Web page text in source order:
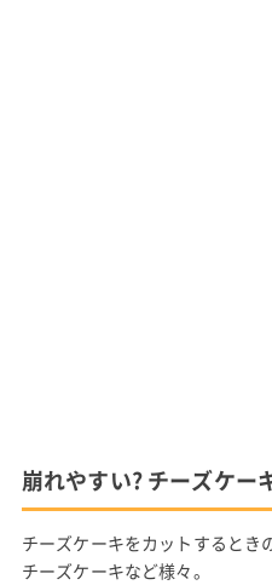
崩れやすい? チーズケー
チーズケーキをカットするとき
チーズケーキなど様々。